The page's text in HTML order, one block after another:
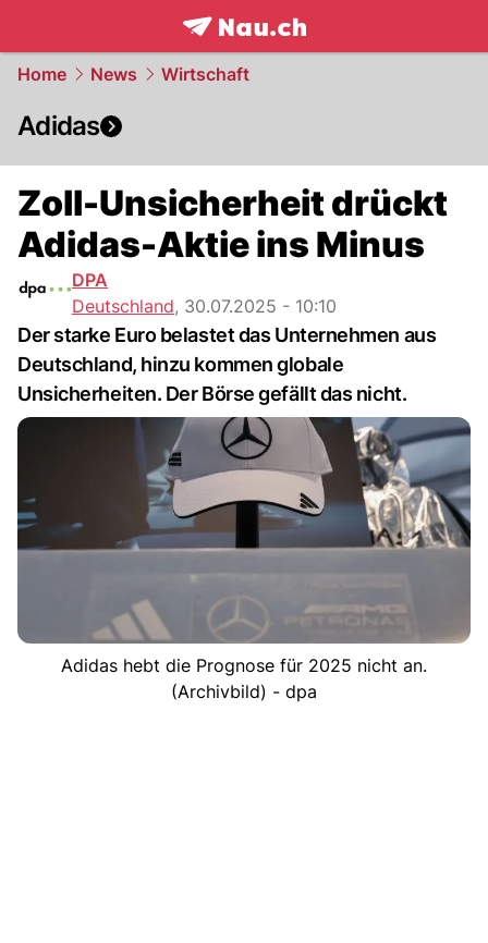
frontpage.NAU.ch
Home News Wirtschaft
Adidas
Zoll-Unsicherheit drückt
Adidas-Aktie ins Minus
DPA
Deutschland, 30.07.2025 - 10:10
Der starke Euro belastet das Unternehmen aus
Deutschland, hinzu kommen globale
Unsicherheiten. Der Börse gefällt das nicht.
Adidas hebt die Prognose für 2025 nicht an.
(Archivbild) - dpa